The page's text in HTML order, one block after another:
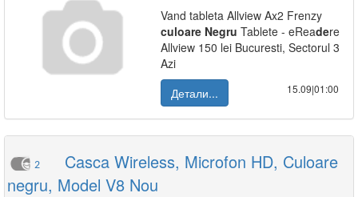
Vand tableta Allview Ax2 Frenzy
culoare Negru Tablete - eReadere
Allview 150 lei Bucuresti, Sectorul 3
Azi
Детали...
15.09|01:00
2
Casca Wireless, Microfon HD, Culoare
negru, Model V8 Nou